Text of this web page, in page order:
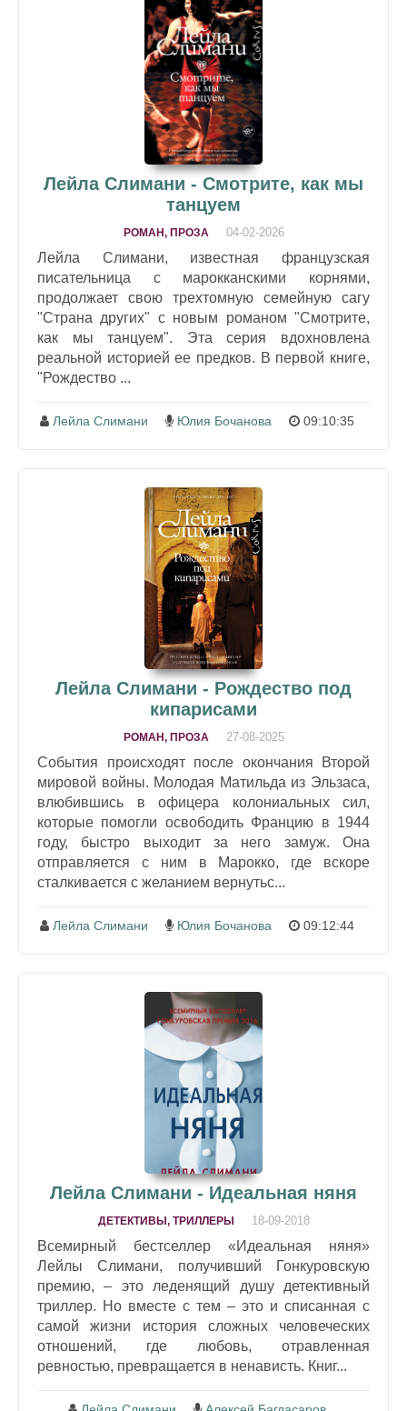
Лейла Слимани - Смотрите, как мы
танцуем
РОМАН, ПРОЗА 04-02-2026
Лейла Слимани, известная французская
писательница с марокканскими корнями,
продолжает свою трехтомную семейную сагу
"Страна других" с новым романом "Смотрите,
как мы танцуем". Эта серия вдохновлена
реальной историей ее предков. В первой книге,
"Рождество ...
Лейла Слимани Юлия Бочанова 09:10:35
Лейла Слимани - Рождество под
кипарисами
РОМАН, ПРОЗА 27-08-2025
События происходят после окончания Второй
мировой войны. Молодая Матильда из Эльзаса,
влюбившись в офицера колониальных сил,
которые помогли освободить Францию в 1944
году, быстро выходит за него замуж. Она
отправляется с ним в Марокко, где вскоре
сталкивается с желанием вернутьс...
Лейла Слимани Юлия Бочанова 09:12:44
Лейла Слимани - Идеальная няня
ДЕТЕКТИВЫ, ТРИЛЛЕРЫ 18-09-2018
Всемирный бестселлер «Идеальная няня»
Лейлы Слимани, получивший Гонкуровскую
премию, – это леденящий душу детективный
триллер. Но вместе с тем – это и списанная с
самой жизни история сложных человеческих
отношений, где любовь, отравленная
ревностью, превращается в ненависть. Книг...